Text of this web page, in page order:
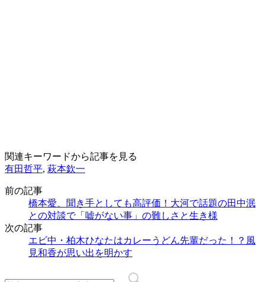
関連キーワードから記事を見る
有田哲平, 萩本欽一
前の記事
橋本愛、聞き手としても高評価！大河で話題の田中泯
との対談で「嘘がない事」の難しさと生き様
次の記事
エビ中・柏木ひなたはカレーうどん先輩だった！？風
見和香が思い出を明かす